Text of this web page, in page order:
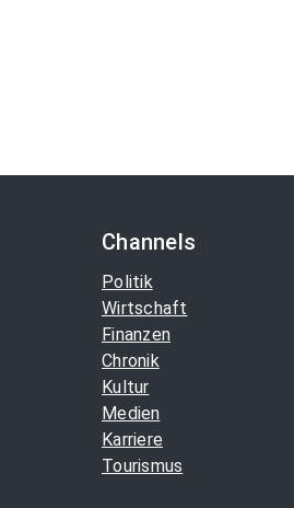
Channels
Politik
Wirtschaft
Finanzen
Chronik
Kultur
Medien
Karriere
Tourismus